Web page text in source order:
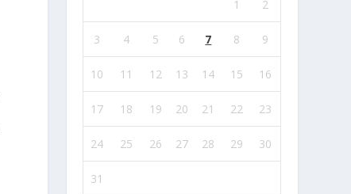
1 2
3 4 5 6 7 8 9
10 11 12 13 14 15 16
17 18 19 20 21 22 23
24 25 26 27 28 29 30
31